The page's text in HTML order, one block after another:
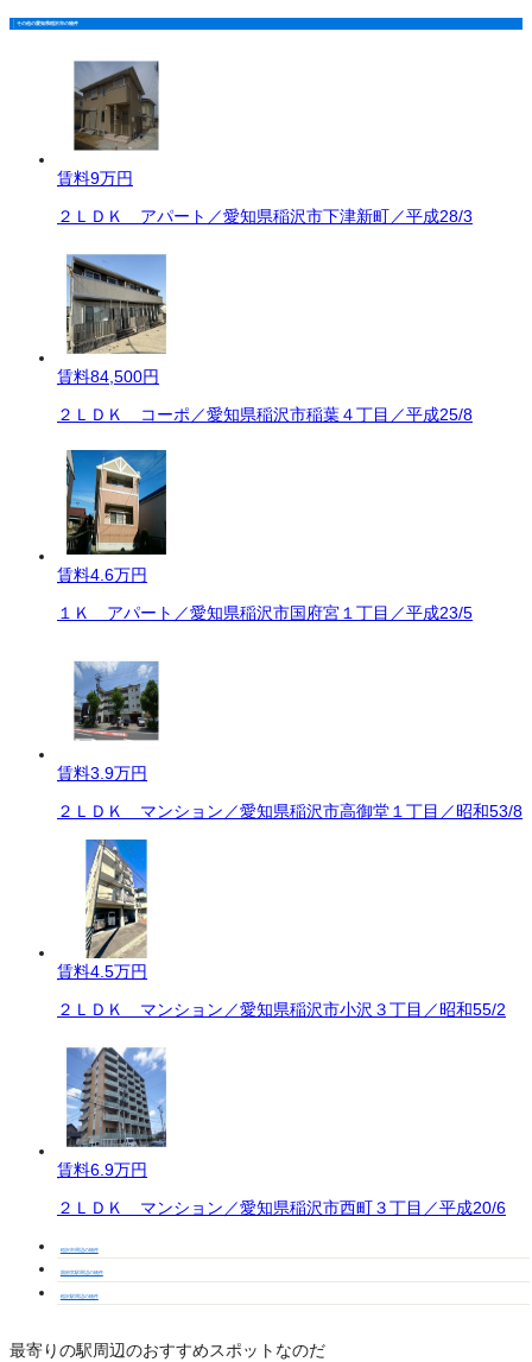
その他の愛知県稲沢市の物件
賃料9万円
２ＬＤＫ アパート／愛知県稲沢市下津新町／平成28/3
賃料84,500円
２ＬＤＫ コーポ／愛知県稲沢市稲葉４丁目／平成25/8
賃料4.6万円
１Ｋ アパート／愛知県稲沢市国府宮１丁目／平成23/5
賃料3.9万円
２ＬＤＫ マンション／愛知県稲沢市高御堂１丁目／昭和53/8
賃料4.5万円
２ＬＤＫ マンション／愛知県稲沢市小沢３丁目／昭和55/2
賃料6.9万円
２ＬＤＫ マンション／愛知県稲沢市西町３丁目／平成20/6
稲沢市周辺の物件
国府宮駅周辺の物件
稲沢駅周辺の物件
最寄りの駅周辺のおすすめスポットなのだ